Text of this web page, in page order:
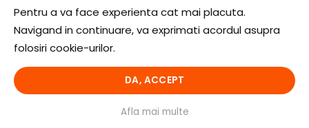
S.C. ZENCOM MEDIA GROUP SRL
J20/1379/2017
© iCooking.ro. Toate drepturile rezervate.
Pentru a va face experienta cat mai placuta.
Navigand in continuare, va exprimati acordul asupra
folosiri cookie-urilor.
DA, ACCEPT
Afla mai multe